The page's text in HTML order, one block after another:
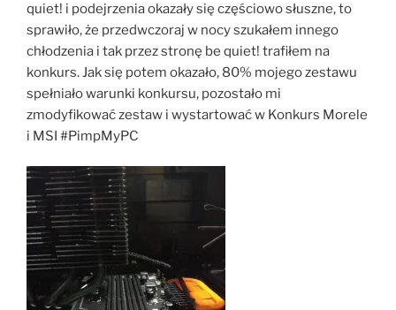
quiet! i podejrzenia okazały się częściowo słuszne, to
sprawiło, że przedwczoraj w nocy szukałem innego
chłodzenia i tak przez stronę be quiet! trafiłem na
konkurs. Jak się potem okazało, 80% mojego zestawu
spełniało warunki konkursu, pozostało mi
zmodyfikować zestaw i wystartować w Konkurs Morele
i MSI #PimpMyPC